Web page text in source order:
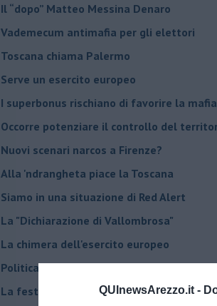
QUInewsArezzo.it -
Il “dopo” Matteo Messina Denaro
Vademecum antimafia per gli elettori
Toscana chiama Palermo
Serve un esercito europeo
I superbonus rischiano di favorire la mafia
Occorre potenziare il controllo del
​Nuovi scenari narcos a Firenze?
Alla 'ndrangheta piace la Toscana
Siamo in una situazione di Red Alert
La "Dichiarazione di Vallombrosa"
La chimera dell'esercito europeo
Politicamente scorrevole
La festa dell'Europa